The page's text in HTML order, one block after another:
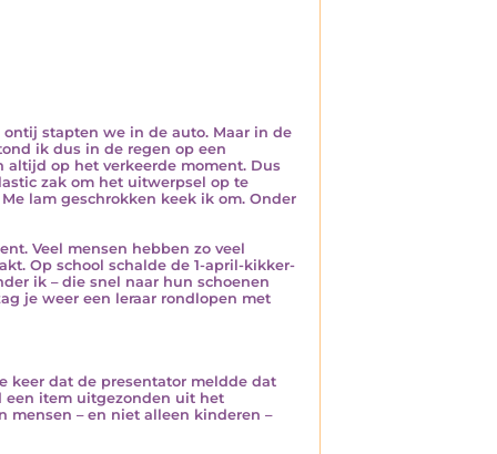
stapten we in de auto. Maar in de
ik dus in de regen op een
op het verkeerde moment. Dus
zak om het uitwerpsel op te
lam geschrokken keek ik om. Onder
Veel mensen hebben zo veel
Op school schalde de 1-april-kikker-
ik – die snel naar hun schoenen
je weer een leraar rondlopen met
keer dat de presentator meldde dat
een item uitgezonden uit het
– en niet alleen kinderen –